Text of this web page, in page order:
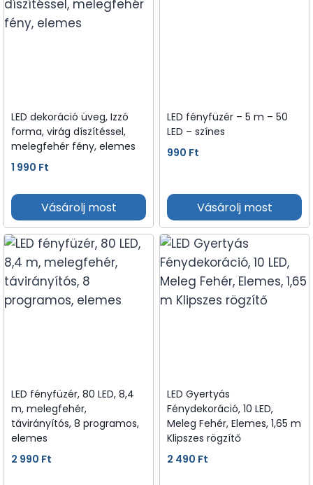
LED dekoráció üveg, Izzó
forma, virág díszítéssel,
melegfehér fény, elemes
1 990 Ft
Vásárolj most
LED fényfüzér – 5 m – 50
LED – színes
990 Ft
Vásárolj most
LED fényfüzér, 80 LED, 8,4
m, melegfehér,
távirányítós, 8 programos,
elemes
2 990 Ft
LED Gyertyás
Fénydekoráció, 10 LED,
Meleg Fehér, Elemes, 1,65 m
Klipszes rögzítő
2 490 Ft